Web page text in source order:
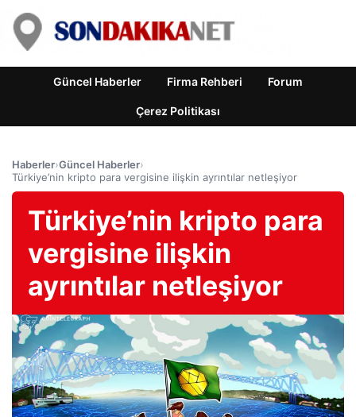
Güncel Haberler Firma Rehberi Forum
Çerez Politikası
Haberler›Güncel Haberler›
Türkiye’nin kripto para vergisine ilişkin ayrıntılar netleşiyor
Türkiye’nin kripto para
vergisine ilişkin
ayrıntılar netleşiyor